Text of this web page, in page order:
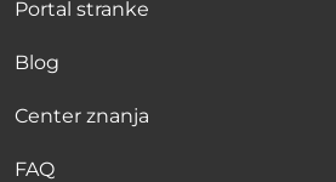
Portal stranke
Blog
Center znanja
FAQ